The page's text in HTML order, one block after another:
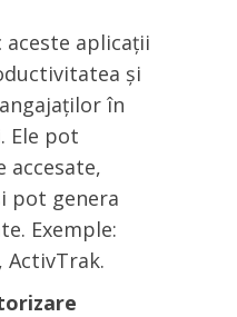
aceste aplicații
și
în
Ele pot
accesate,
pot genera
Exemple:
ActivTrak.